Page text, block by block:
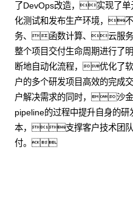
了DevOps改造，实现了
化测试和发布生产环境，
务、函数计算、云服
整个项目交付生命周期进行
断地自动化流程，优化了
户的多个研发项目高效的完
户解决需求的同时，沙金
pipeline的过程中提升自身的
本，支撑客户技术团队
付。